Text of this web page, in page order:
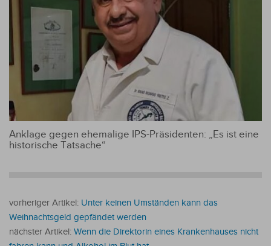
Anklage gegen ehemalige IPS-Präsidenten: „Es ist eine
historische Tatsache“
vorheriger Artikel: Unter keinen Umständen kann das
Weihnachtsgeld gepfändet werden
nächster Artikel: Wenn die Direktorin eines Krankenhauses nicht